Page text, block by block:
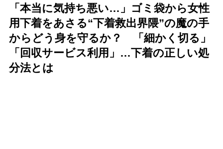
「本当に気持ち悪い…」ゴミ袋から女性
用下着をあさる“下着救出界隈”の魔の手
からどう身を守るか？ 「細かく切る」
「回収サービス利用」…下着の正しい処
分法とは